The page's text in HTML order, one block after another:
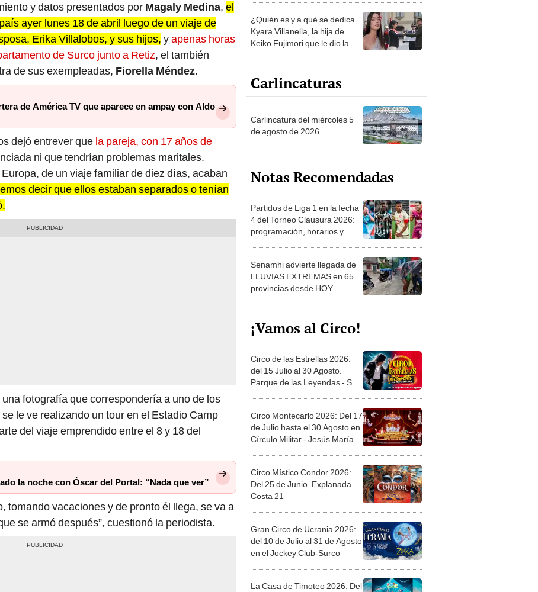
y datos presentados por Magaly Medina, el
ayer lunes 18 de abril luego de un viaje de
Erika Villalobos, y sus hijos, yapenas horas
de Surco junto a Retiz, el también
de sus exempleadas, Fiorella Méndez.
de América TV que aparece en ampay con Aldo
dejó entrever que la pareja, con 17 años de
ni que tendrían problemas maritales.
de un viaje familiar de diez días, acaban
decir que ellos estaban separados o tenían
fotografía que correspondería a uno de los
le ve realizando un tour en el Estadio Camp
del viaje emprendido entre el 8 y 18 del
la noche con Óscar del Portal: “Nada que ver”
tomando vacaciones y de pronto él llega, se va a
se armó después”, cuestionó la periodista.
¿Quién es y a qué se dedica
Kyara Villanella, la hija de
Keiko Fujimori que le dio la
Carlincaturas
Carlincatura del miércoles 5
de agosto de 2026
Notas Recomendadas
Partidos de Liga 1 en la fecha
4 del Torneo Clausura 2026:
programación, horarios y
Senamhi advierte llegada de
LLUVIAS EXTREMAS en 65
provincias desde HOY
¡Vamos al Circo!
Circo de las Estrellas 2026:
del 15 Julio al 30 Agosto.
Parque de las Leyendas - San
Circo Montecarlo 2026: Del 17
de Julio hasta el 30 Agosto en
Círculo Militar - Jesús María
Circo Místico Condor 2026:
Del 25 de Junio. Explanada
Costa 21
Gran Circo de Ucrania 2026:
del 10 de Julio al 31 de Agosto
en el Jockey Club-Surco
La Casa de Timoteo 2026: Del